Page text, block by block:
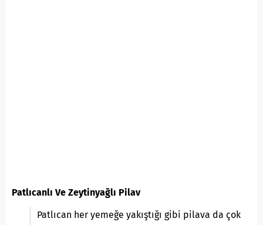
Patlıcanlı Ve Zeytinyağlı Pilav
Patlıcan her yemeğe yakıştığı gibi pilava da çok